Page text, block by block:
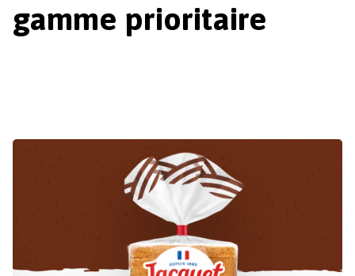
gamme prioritaire